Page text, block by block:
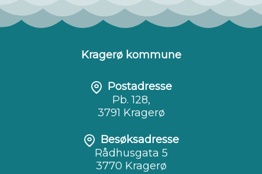
Kragerø kommune
Postadresse
Pb. 128,
3791 Kragerø
Besøksadresse
Rådhusgata 5
3770 Kragerø